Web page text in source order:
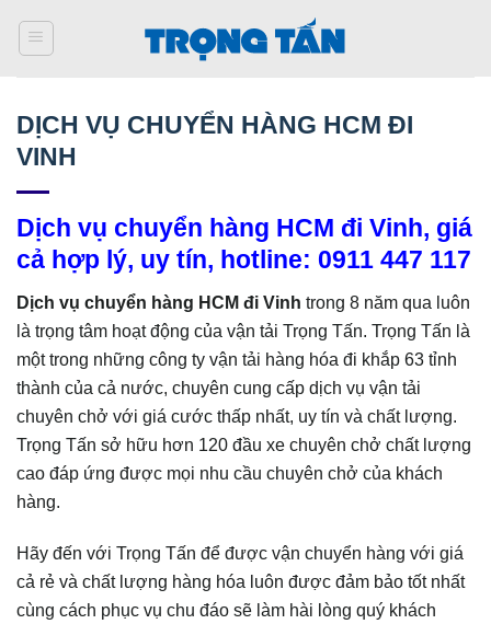
qua
DỊCH VỤ CHUYỂN HÀNG HCM ĐI
VINH
Dịch vụ chuyển hàng HCM đi Vinh, giá
cả hợp lý, uy tín, hotline: 0911 447 117
Dịch vụ chuyển hàng HCM đi Vinh trong 8 năm qua luôn
là trọng tâm hoạt động của vận tải Trọng Tấn. Trọng Tấn là
một trong những công ty vận tải hàng hóa đi khắp 63 tỉnh
thành của cả nước, chuyên cung cấp dịch vụ vận tải
chuyên chở với giá cước thấp nhất, uy tín và chất lượng.
Trọng Tấn sở hữu hơn 120 đầu xe chuyên chở chất lượng
cao đáp ứng được mọi nhu cầu chuyên chở của khách
hàng.
Hãy đến với Trọng Tấn để được vận chuyển hàng với giá
cả rẻ và chất lượng hàng hóa luôn được đảm bảo tốt nhất
cùng cách phục vụ chu đáo sẽ làm hài lòng quý khách